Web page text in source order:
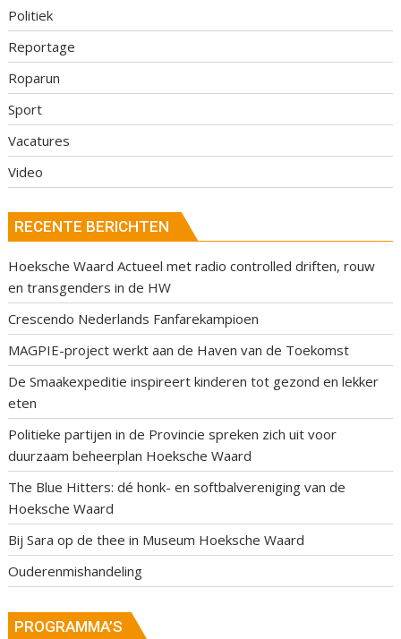
Politiek
Reportage
Roparun
Sport
Vacatures
Video
RECENTE BERICHTEN
Hoeksche Waard Actueel met radio controlled driften, rouw
en transgenders in de HW
Crescendo Nederlands Fanfarekampioen
MAGPIE-project werkt aan de Haven van de Toekomst
De Smaakexpeditie inspireert kinderen tot gezond en lekker
eten
Politieke partijen in de Provincie spreken zich uit voor
duurzaam beheerplan Hoeksche Waard
The Blue Hitters: dé honk- en softbalvereniging van de
Hoeksche Waard
Bij Sara op de thee in Museum Hoeksche Waard
Ouderenmishandeling
PROGRAMMA’S